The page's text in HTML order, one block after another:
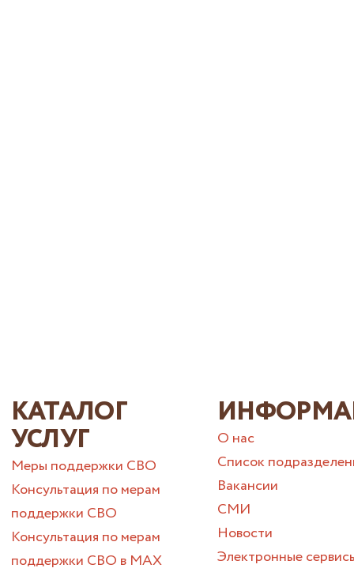
КАТАЛОГ
УСЛУГ
Меры поддержки СВО
Консультация по мерам
поддержки СВО
Консультация по мерам
поддержки СВО в МАХ
О нас
Список
Вакансии
СМИ
Новости
Электронные